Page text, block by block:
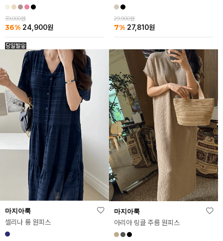
39,000원
36% 24,900원
29,900원
7% 27,810원
마지아룩
셀리나 롱 원피스
마지아룩
아리아 링클 주름 원피스